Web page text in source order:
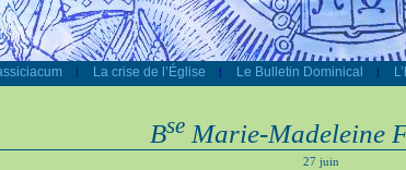
| La crise de l’Église | Le Bulletin Dominical |
BseMarie-Madeleine
27 juin